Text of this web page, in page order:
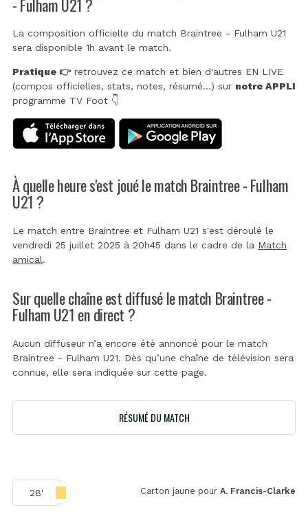
La composition officielle du match Braintree - Fulham U21
sera disponible 1h avant le match.
Pratique 👉retrouvez ce match et bien d'autres EN LIVE
(compos officielles, stats, notes, résumé...) sur notre APPLI
programme TV Foot 👇
À quelle heure s'est joué le match Braintree - Fulham
U21 ?
Le match entre Braintree et Fulham U21 s'est déroulé le
vendredi 25 juillet 2025 à 20h45 dans le cadre de la Match
amical.
Sur quelle chaîne est diffusé le match Braintree -
Fulham U21 en direct ?
Aucun diffuseur n’a encore été annoncé pour le match
Braintree - Fulham U21. Dès qu’une chaîne de télévision sera
connue, elle sera indiquée sur cette page.
RÉSUMÉ DU MATCH
28' Carton jaune pour A. Francis-Clarke